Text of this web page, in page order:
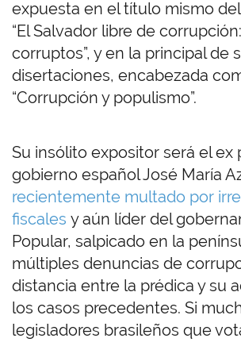
expuesta en el título mismo
“El Salvador libre de
corruptos”, y en la principal de
disertaciones, encabezada
“Corrupción y populismo”.
Su insólito expositor será el ex
gobierno español José María
recientemente multado por
fiscales y aún líder del
Popular, salpicado en la
múltiples denuncias de
distancia entre la prédica y su
los casos precedentes. Si
legisladores brasileños que